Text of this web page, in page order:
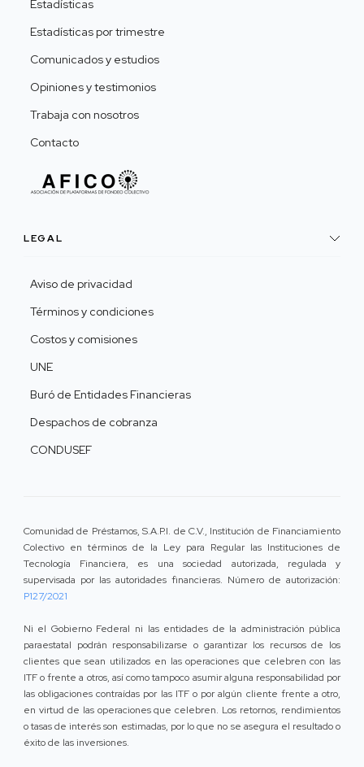
Estadísticas
Estadísticas por trimestre
Comunicados y estudios
Opiniones y testimonios
Trabaja con nosotros
Contacto
LEGAL
Aviso de privacidad
Términos y condiciones
Costos y comisiones
UNE
Buró de Entidades Financieras
Despachos de cobranza
CONDUSEF
Comunidad de Préstamos, S.A.P.I. de C.V., Institución de Financiamiento
Colectivo en términos de la Ley para Regular las Instituciones de
Tecnología Financiera, es una sociedad autorizada, regulada y
supervisada por las autoridades financieras. Número de autorización:
P127/2021
Ni el Gobierno Federal ni las entidades de la administración pública
paraestatal podrán responsabilizarse o garantizar los recursos de los
clientes que sean utilizados en las operaciones que celebren con las
ITF o frente a otros, así como tampoco asumir alguna responsabilidad por
las obligaciones contraídas por las ITF o por algún cliente frente a otro,
en virtud de las operaciones que celebren. Los retornos, rendimientos
o tasas de interés son estimadas, por lo que no se asegura el resultado o
éxito de las inversiones.